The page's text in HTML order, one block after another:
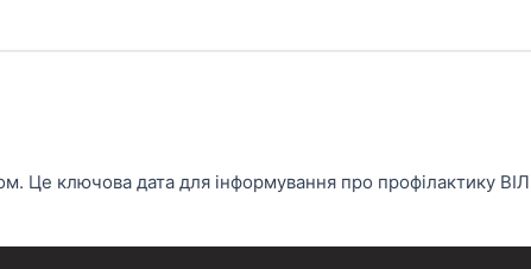
Це ключова дата для інформування про профілактику